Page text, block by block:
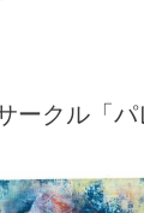
ークル「